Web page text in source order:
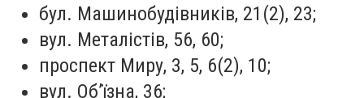
бул. Машинобудівників, 21(2), 23;
вул. Металістів, 56, 60;
проспект Миру, 3, 5, 6(2), 10;
вул. Об’їзна, 36;